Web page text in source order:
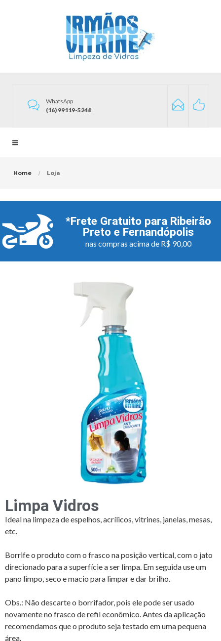
WhatsApp
(16) 99119-5248
Home Loja
*Frete Gratuito para Ribeirão
Preto e Fernandópolis
nas compras acima de R$ 90,00
Limpa Vidros
Ideal na limpeza de espelhos, acrílicos, vitrines, janelas, mesas,
etc.
Borrife o produto com o frasco na posição vertical, com o jato
direcionado para a superfície a ser limpa. Em seguida use um
pano limpo, seco e macio para limpar e dar brilho.
Obs.: Não descarte o borrifador, pois ele pode ser usado
novamente no frasco de refil econômico. Antes da aplicação
recomendamos que o produto seja testado em uma pequena
área.